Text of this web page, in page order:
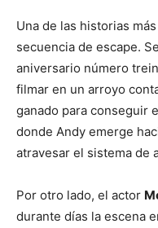
Una de las historias
secuencia de escape.
aniversario número
filmar en un arroyo
ganado para conseguir
donde Andy emerge
atravesar el sistema de
Por otro lado, el actor
durante días la escena